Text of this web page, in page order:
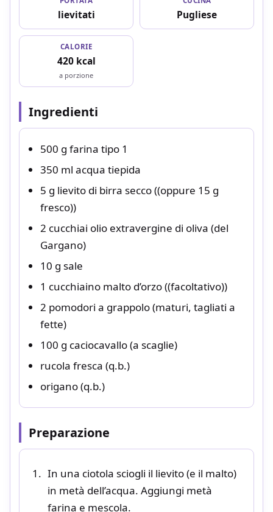
lievitati Pugliese
CALORIE
420 kcal
a porzione
Ingredienti
500 g farina tipo 1
350 ml acqua tiepida
5 g lievito di birra secco ((oppure 15 g
fresco))
2 cucchiai olio extravergine di oliva (del
Gargano)
10 g sale
1 cucchiaino malto d’orzo ((facoltativo))
2 pomodori a grappolo (maturi, tagliati a
fette)
100 g caciocavallo (a scaglie)
rucola fresca (q.b.)
origano (q.b.)
Preparazione
In una ciotola sciogli il lievito (e il malto)
in metà dell’acqua. Aggiungi metà
farina e mescola.